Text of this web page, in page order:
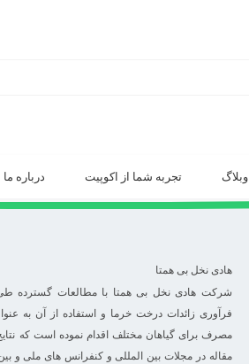
وبلاگ تجربه شما از اکوپیت درباره ما
هادی نخل بی همتا
فرآوری زائدات درخت خرما و استفاده از آن به
مقاله در مجلات بین المللی و کنفرانس های ملی و